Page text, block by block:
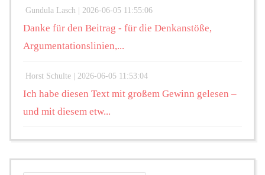
Gundula Lasch | 2026-06-05 11:55:06
Danke für den Beitrag - für die Denkanstöße,
Argumentationslinien,...
Horst Schulte | 2026-06-05 11:53:04
Ich habe diesen Text mit großem Gewinn gelesen –
und mit diesem etw...